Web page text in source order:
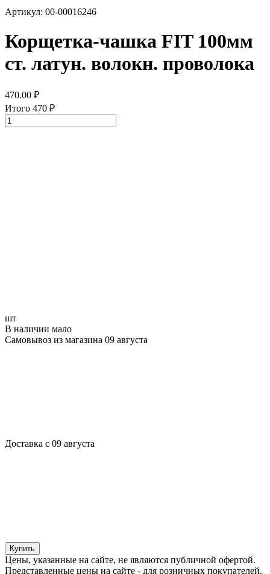
Артикул: 00-00016246
Корщетка-чашка FIT 100мм
ст. латун. волокн. проволока
470.00 ₽
Итого 470 ₽
шт
В наличии мало
Самовывоз из магазина 09 августа
Доставка с 09 августа
Купить
Цены, указанные на сайте, не являются публичной офертой.
Представленные цены на сайте - для розничных покупателей.